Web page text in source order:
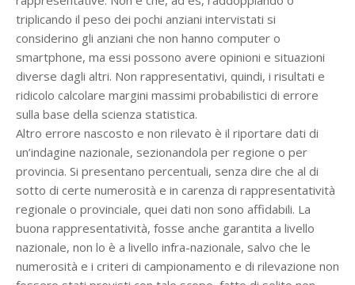
triplicando il peso dei pochi anziani intervistati si
considerino gli anziani che non hanno computer o
smartphone, ma essi possono avere opinioni e situazioni
diverse dagli altri. Non rappresentativi, quindi, i risultati e
ridicolo calcolare margini massimi probabilistici di errore
sulla base della scienza statistica.
Altro errore nascosto e non rilevato è il riportare dati di
un’indagine nazionale, sezionandola per regione o per
provincia. Si presentano percentuali, senza dire che al di
sotto di certe numerosità e in carenza di rappresentatività
regionale o provinciale, quei dati non sono affidabili. La
buona rappresentatività, fosse anche garantita a livello
nazionale, non lo è a livello infra-nazionale, salvo che le
numerosità e i criteri di campionamento e di rilevazione non